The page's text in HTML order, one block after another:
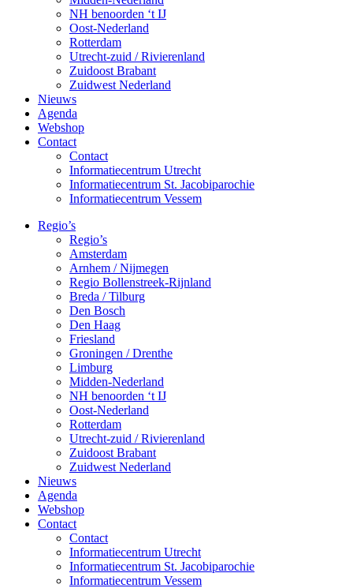
NH benoorden ‘t IJ
Oost-Nederland
Rotterdam
Utrecht-zuid / Rivierenland
Zuidoost Brabant
Zuidwest Nederland
Nieuws
Agenda
Webshop
Contact
Contact
Informatiecentrum Utrecht
Informatiecentrum St. Jacobiparochie
Informatiecentrum Vessem
Regio’s
Regio’s
Amsterdam
Arnhem / Nijmegen
Regio Bollenstreek-Rijnland
Breda / Tilburg
Den Bosch
Den Haag
Friesland
Groningen / Drenthe
Limburg
Midden-Nederland
NH benoorden ‘t IJ
Oost-Nederland
Rotterdam
Utrecht-zuid / Rivierenland
Zuidoost Brabant
Zuidwest Nederland
Nieuws
Agenda
Webshop
Contact
Contact
Informatiecentrum Utrecht
Informatiecentrum St. Jacobiparochie
Informatiecentrum Vessem